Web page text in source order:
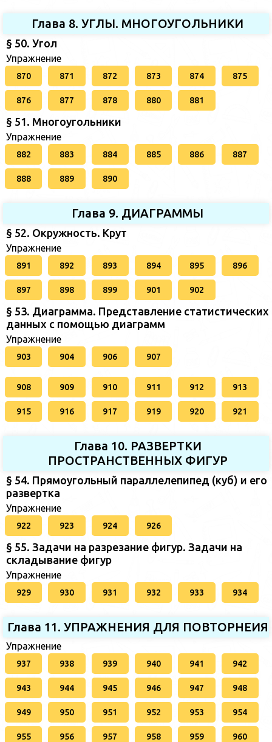
Глава 8. УГЛЫ. МНОГОУГОЛЬНИКИ
§ 50. Угол
Упражнение
870 871 872 873 874 875
876 877 878 880 881
§ 51. Многоугольники
Упражнение
882 883 884 885 886 887
888 889 890
Глава 9. ДИАГРАММЫ
§ 52. Окружность. Крут
Упражнение
891 892 893 894 895 896
897 898 899 901 902
§ 53. Диаграмма. Представление статистических
данных с помощью диаграмм
Упражнение
903 904 906 907
908 909 910 911 912 913
915 916 917 919 920 921
Глава 10. РАЗВЕРТКИ
ПРОСТРАНСТВЕННЫХ ФИГУР
§ 54. Прямоугольный параллелепипед (куб) и его
развертка
Упражнение
922 923 924 926
§ 55. Задачи на разрезание фигур. Задачи на
складывание фигур
Упражнение
929 930 931 932 933 934
Глава 11. УПРАЖНЕНИЯ ДЛЯ ПОВТОРНЕИЯ
Упражнение
937 938 939 940 941 942
943 944 945 946 947 948
949 950 951 952 953 954
955 956 957 958 959 960